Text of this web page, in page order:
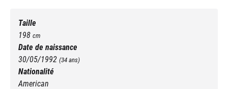
Taille
198 cm
Date de naissance
30/05/1992 (34ans)
Nationalité
American